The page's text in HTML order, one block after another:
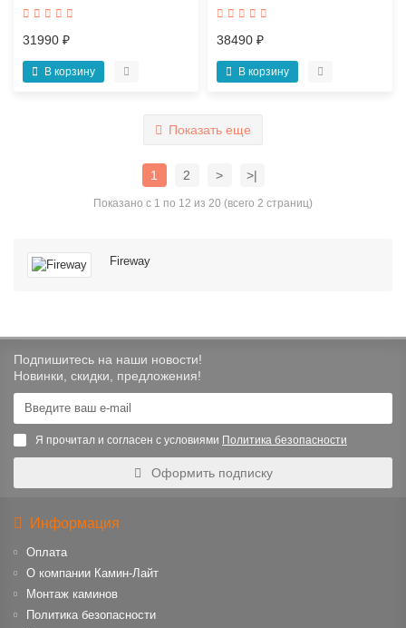
31990 ₽
В корзину
38490 ₽
В корзину
Показать еще
1 2 > >|
Показано с 1 по 12 из 20 (всего 2 страниц)
Fireway
Подпишитесь на наши новости!
Новинки, скидки, предложения!
Я прочитал и согласен с условиями Политика безопасности
Оформить подписку
Информация
Оплата
О компании Камин-Лайт
Монтаж каминов
Политика безопасности